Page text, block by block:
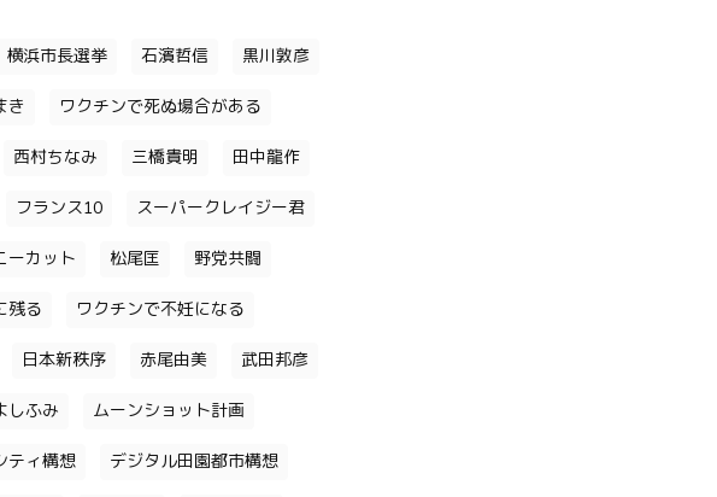
横浜市長選挙 石濱哲信 黒川敦彦
き ワクチンで死ぬ場合がある
西村ちなみ 三橋貴明 田中龍作
フランス10 スーパークレイジー君
ーカット 松尾匡 野党共闘
残る ワクチンで不妊になる
日本新秩序 赤尾由美 武田邦彦
しふみ ムーンショット計画
ティ構想 デジタル田園都市構想